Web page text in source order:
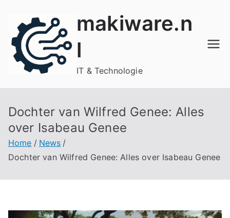
inhoud
makiware.n
l
IT & Technologie
Dochter van Wilfred Genee: Alles
over Isabeau Genee
Home
News
Dochter van Wilfred Genee: Alles over Isabeau Genee